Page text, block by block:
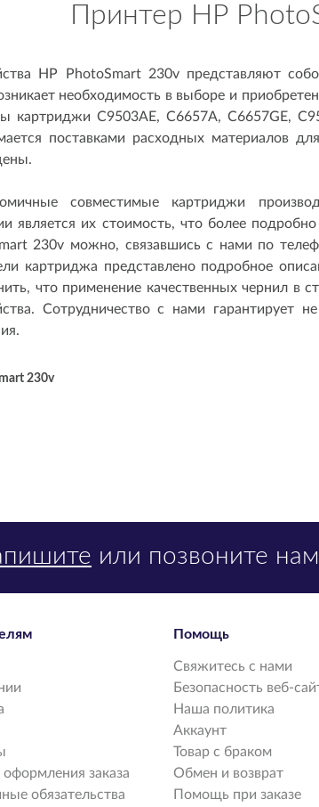
Принтер HP
HP PhotoSmart 230v представляют
необходимость в выборе и
картриджи C9503AE, C6657A, C6657GE,
поставками расходных материалов
совместимые картриджи
является их стоимость, что более
230v можно, связавшись с нами по
картриджа представлено подробное
что применение качественных чернил в
Сотрудничество с нами гарантирует
230v
или позвоните
заказа
обязательства
Помощь
Свяжитесь с нами
Безопасность веб-
Наша политика
Аккаунт
Товар с браком
Обмен и возврат
Помощь при заказе